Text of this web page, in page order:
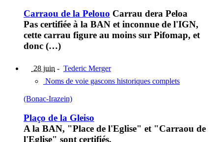
Carraou de la Pelouo Carrau dera Peloa
Pas certifiée à la BAN et inconnue de l'IGN,
cette carrau figure au moins sur Pifomap, et
donc (…)
28 juin - Tederic Merger
Noms de voie gascons historiques complets
(Bonac-Irazein)
Plaço de la Gleiso
A la BAN, "Place de l'Eglise" et "Carraou de
l'Eglise" sont certifiés.